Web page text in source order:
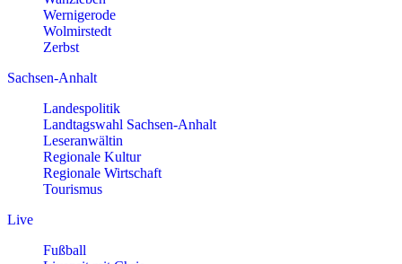
Wernigerode
Wolmirstedt
Zerbst
Sachsen-Anhalt
Landespolitik
Landtagswahl Sachsen-Anhalt
Leseranwältin
Regionale Kultur
Regionale Wirtschaft
Tourismus
Live
Fußball